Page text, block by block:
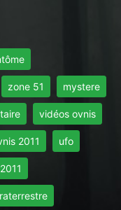
zone 51 mystere
vidéos ovnis
2011 ufo